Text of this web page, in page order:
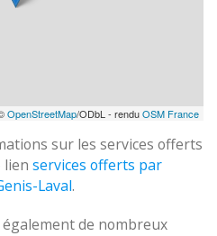
OpenStreetMap/ODbL - renduOSM France
sur les services offerts
lien services offerts par
Laval.
de nombreux